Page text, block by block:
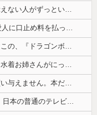
【画像】まんさん「オフ会に呼んだ覚えない人がずっといたので晒すわ」（パシャ）
海外「疑惑だらけだな」FIFA会長に愛人に口止め料を払っていた疑惑（海外の反応）
【画像】熊本「はーい、被災者の人はこの、『ドラゴンボールの家』みたいな奴の中で過ごしてねー」
会社のカメラ部で「商品を手に持って水着お姉さんがにっこり」を撮影、だがお姉さんは素人アルバイトで親バレした結果……
【悲報】親「うちの子にはゲームは買い与えません。本だけで十分」→結果ｗｗｗ
海外「全部日本の真似だったのか…」 日本の普通のテレビ番組が最新SNSの数十年先を行っていたと話題に